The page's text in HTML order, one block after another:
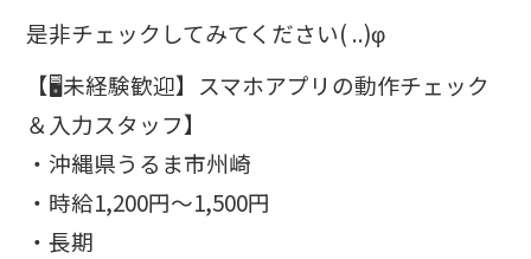
是非チェックしてみてください( ..)φ
【🖥️未経験歓迎】スマホアプリの動作チェック
＆入力スタッフ】
・沖縄県うるま市州崎
・時給1,200円～1,500円
・長期